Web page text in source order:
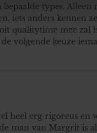
te analyseren.
adverteren en analyse.
of die ze hebben
blijft gebruiken.
types. Alleen
iets anders kennen
qualitytime mee zal
volgende keuze
heel erg rigoreus en
man van Margrit is